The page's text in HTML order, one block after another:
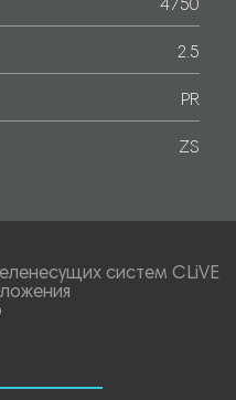
4750
2.5
PR
ZS
систем CLiVE